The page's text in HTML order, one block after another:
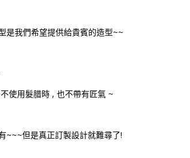
是我們希望提供給貴賓的造型~~
使用髮腊時 , 也不帶有匠氣 ~
~~~但是真正訂製設計就難尋了!